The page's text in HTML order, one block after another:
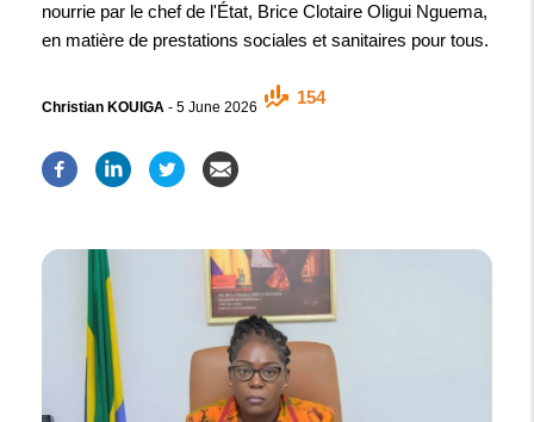
nourrie par le chef de l'État, Brice Clotaire Oligui Nguema,
en matière de prestations sociales et sanitaires pour tous.
Christian KOUIGA - 5 June 2026
154